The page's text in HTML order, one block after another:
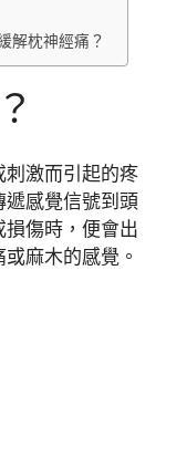
解枕神經痛？
刺激而引起的疼
遞感覺信號到頭
傷時，便會出
麻木的感覺。